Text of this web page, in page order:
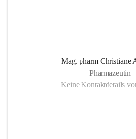
Mag. pharm Christiane
Pharmazeutin
Keine Kontaktdetails